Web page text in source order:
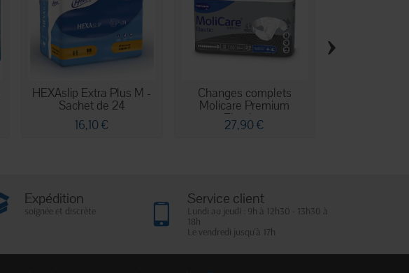
HEXAslip Extra Plus M -
Sachet de 24
16,10 €
Changes complets
Molicare Premium
Elastic...
27,90 €
›
Expédition
soignée et discrète
Service client
Lundi au jeudi : 9h à 12h30 - 13h30 à
18h
Le vendredi jusqu'à 17h